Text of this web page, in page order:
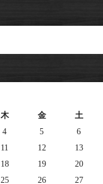
木 金
土
4 5
6
11 12
13
18 19
20
25 26 27